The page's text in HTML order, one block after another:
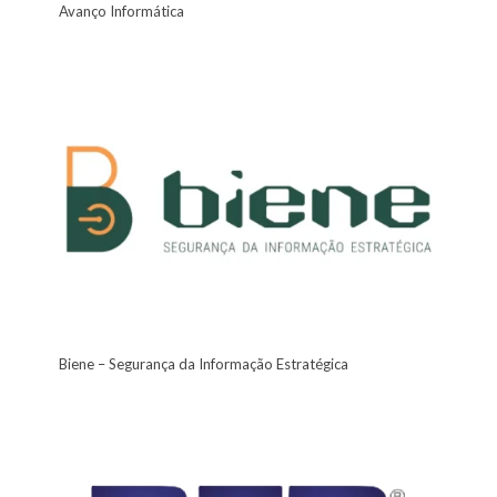
Avanço Informática
Biene – Segurança da Informação Estratégica